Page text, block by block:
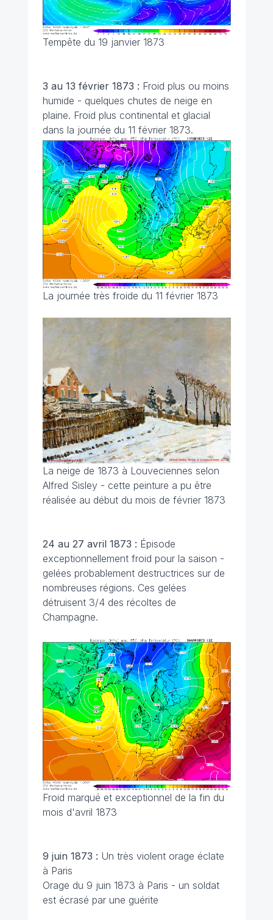
Tempête du 19 janvier 1873
3 au 13 février 1873 : Froid plus ou moins
humide - quelques chutes de neige en
plaine. Froid plus continental et glacial
dans la journée du 11 février 1873.
La journée très froide du 11 février 1873
La neige de 1873 à Louveciennes selon
Alfred Sisley - cette peinture a pu être
réalisée au début du mois de février 1873
24 au 27 avril 1873 : Épisode
exceptionnellement froid pour la saison -
gelées probablement destructrices sur de
nombreuses régions. Ces gelées
détruisent 3/4 des récoltes de
Champagne.
Froid marqué et exceptionnel de la fin du
mois d'avril 1873
9 juin 1873 : Un très violent orage éclate
à Paris
Orage du 9 juin 1873 à Paris - un soldat
est écrasé par une guérite